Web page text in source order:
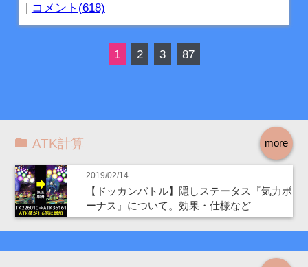
| コメント(618)
1 2 3 87
more
ATK計算
2019/02/14
【ドッカンバトル】隠しステータス『気力ボ
ーナス』について。効果・仕様など